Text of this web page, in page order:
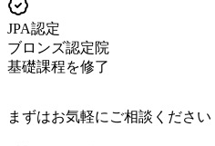
JPA認定
ブロンズ認定院
基礎課程を修了
まずはお気軽にご相談ください